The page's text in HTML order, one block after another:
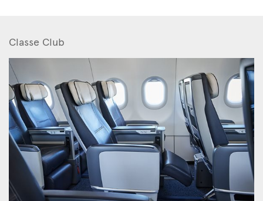
Classe Club